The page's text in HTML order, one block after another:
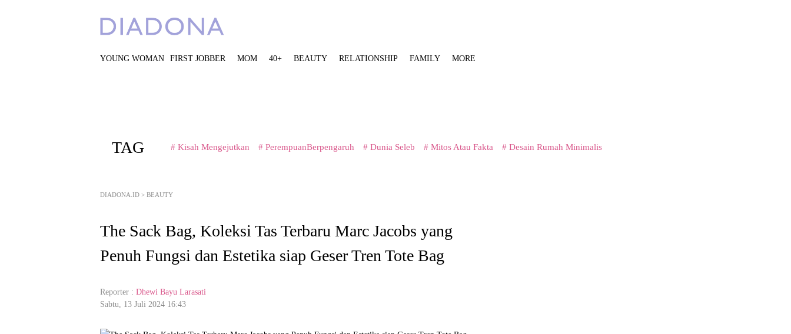
YOUNG WOMAN FIRST JOBBER MOM 40+ BEAUTY RELATIONSHIP FAMILY MORE
TAG # Kisah Mengejutkan # PerempuanBerpengaruh # Dunia Seleb # Mitos Atau Fakta # Desain Rumah Minimalis
DIADONA.ID > BEAUTY
The Sack Bag, Koleksi Tas Terbaru Marc Jacobs yang
Penuh Fungsi dan Estetika siap Geser Tren Tote Bag
Reporter : Dhewi Bayu Larasati
Sabtu, 13 Juli 2024 16:43